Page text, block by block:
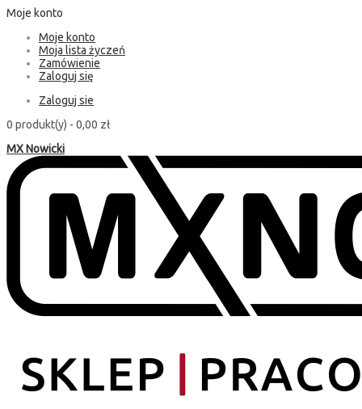
Moje konto
Moje konto
Moja lista życzeń
Zamówienie
Zaloguj się
Zaloguj sie
0 produkt(y) - 0,00 zł
MX Nowicki